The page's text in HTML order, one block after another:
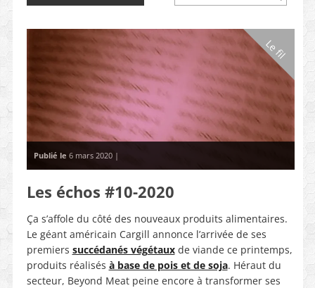
Le fil
Publié le 6 mars 2020 |
Les échos #10-2020
Ça s’affole du côté des nouveaux produits alimentaires.
Le géant américain Cargill annonce l’arrivée de ses
premiers succédanés végétauxde viande ce printemps,
produits réalisés à base de pois et de soja. Héraut du
secteur, Beyond Meat peine encore à transformer ses